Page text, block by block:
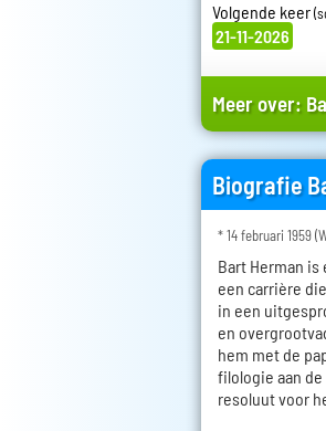
Volgende keer
21-11-2026
Meer over:
Biografie
* 14 februari 1959
Bart Herman
een carrière
in een
en
hem met de
filologie aan
resoluut voor